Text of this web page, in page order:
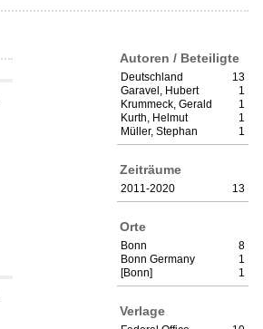
Autoren / Beteiligte
13
Deutschland
1
Garavel, Hubert
1
Krummeck, Gerald
1
Kurth, Helmut
1
Müller, Stephan
Zeiträume
13
2011-2020
Orte
8
Bonn
1
Bonn Germany
1
[Bonn]
Verlage